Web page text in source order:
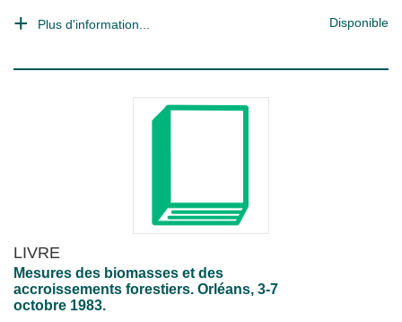
Plus d'information... Disponible
LIVRE
Mesures des biomasses et des
accroissements forestiers. Orléans, 3-7
octobre 1983.